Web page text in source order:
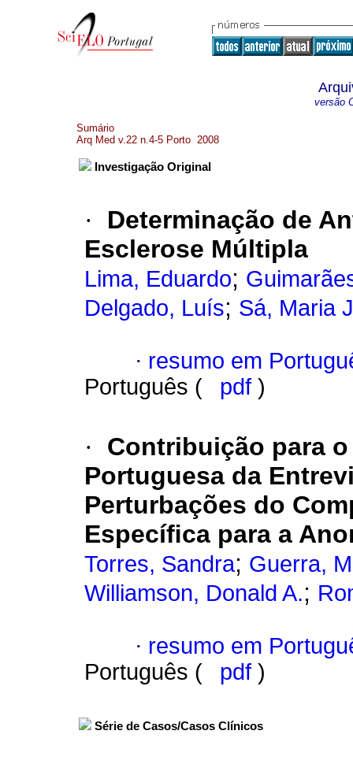
versão
Sumário
Arq Med v.22 n.4-5 Porto 2008
Investigação Original
·
Determinação de
Esclerose Múltipla
Lima, Eduardo;
Delgado, Luís; Sá, Maria
· resumo em
Português (
pdf )
·
Contribuição para
Portuguesa da
Perturbações do
Especíﬁca para a
Torres, Sandra; Guerra,
Williamson, Donald A.;
· resumo em
Português (
pdf )
Série de Casos/Casos Clínicos